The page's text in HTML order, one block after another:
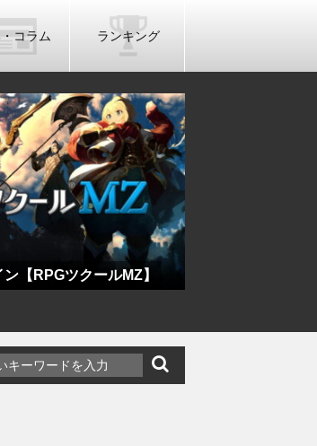
コラム ランキング
限プラグイン【RPGツクール